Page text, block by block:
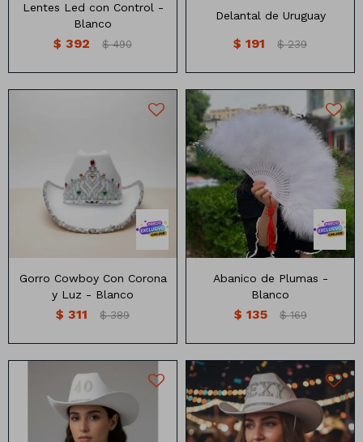
Lentes Led con Control -
Blanco
$ 392 $ 490
Delantal de Uruguay
$ 191 $ 239
Gorro Cowboy Con Corona
y Luz - Blanco
$ 311 $ 389
25 cm de largo
Abanico de Plumas -
Blanco
$ 135 $ 169
Plantas y flores
Deco jardín
Fanal
Veladoras
Lámparas
Guías